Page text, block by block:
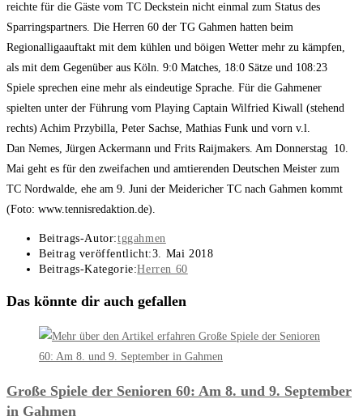
reichte für die Gäste vom TC Deckstein nicht einmal zum Status des
Sparringspartners. Die Herren 60 der TG Gahmen hatten beim
Regionalligaauftakt mit dem kühlen und böigen Wetter mehr zu kämpfen,
als mit dem Gegenüber aus Köln. 9:0 Matches, 18:0 Sätze und 108:23
Spiele sprechen eine mehr als eindeutige Sprache. Für die Gahmener
spielten unter der Führung vom Playing Captain Wilfried Kiwall (stehend
rechts) Achim Przybilla, Peter Sachse, Mathias Funk und vorn v.l.
Dan Nemes, Jürgen Ackermann und Frits Raijmakers. Am Donnerstag 10.
Mai geht es für den zweifachen und amtierenden Deutschen Meister zum
TC Nordwalde, ehe am 9. Juni der Meidericher TC nach Gahmen kommt
(Foto: www.tennisredaktion.de).
Beitrags-Autor:tggahmen
Beitrag veröffentlicht:3. Mai 2018
Beitrags-Kategorie:Herren 60
Das könnte dir auch gefallen
Große Spiele der Senioren 60: Am 8. und 9. September
in Gahmen